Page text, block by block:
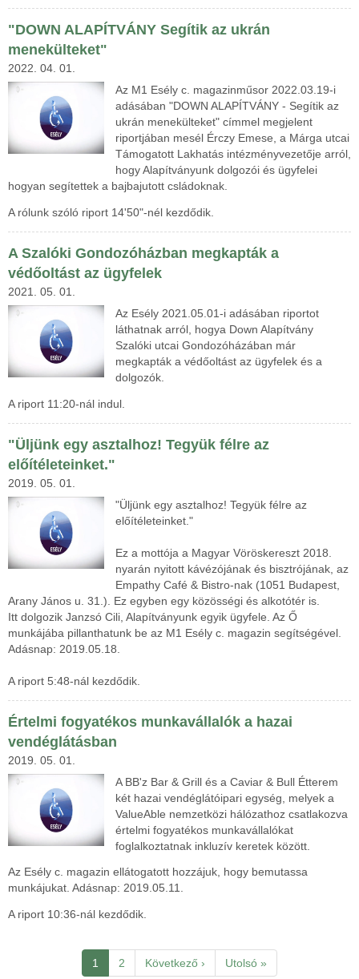
"DOWN ALAPÍTVÁNY Segítik az ukrán
menekülteket"
2022. 04. 01.
Az M1 Esély c. magazinműsor 2022.03.19-i
adásában "DOWN ALAPÍTVÁNY - Segítik az
ukrán menekülteket" címmel megjelent
riportjában mesél Érczy Emese, a Márga utcai
Támogatott Lakhatás intézményvezetője arról,
hogy Alapítványunk dolgozói és ügyfelei
hogyan segítettek a bajbajutott csládoknak.
A rólunk szóló riport 14'50"-nél kezdődik.
A Szalóki Gondozóházban megkapták a
védőoltást az ügyfelek
2021. 05. 01.
Az Esély 2021.05.01-i adásában riportot
láthatnak arról, hogya Down Alapítvány
Szalóki utcai Gondozóházában már
megkapták a védőoltást az ügyfelek és a
dolgozók.
A riport 11:20-nál indul.
"Üljünk egy asztalhoz! Tegyük félre az
előítéleteinket."
2019. 05. 01.
"Üljünk egy asztalhoz! Tegyük félre az
előítéleteinket."
Ez a mottója a Magyar Vöröskereszt 2018.
nyarán nyitott kávézójának és bisztrójának, az
Empathy Café & Bistro-nak (1051 Budapest,
Arany János u. 31.). Ez egyben egy közösségi és alkotótér is.
Itt dolgozik Janzsó Cili, Alapítványunk egyik ügyfele. Az Ő
munkájába pillanthatunk be az M1 Esély c. magazin segítségével.
Adásnap: 2019.05.18.
A riport 5:48-nál kezdődik.
Értelmi fogyatékos munkavállalók a hazai
vendéglátásban
2019. 05. 01.
A BB'z Bar & Grill és a Caviar & Bull Étterem
két hazai vendéglátóipari egység, melyek a
ValueAble nemzetközi hálózathoz csatlakozva
értelmi fogyatékos munkavállalókat
foglalkoztatnak inkluzív keretek között.
Az Esély c. magazin ellátogatott hozzájuk, hogy bemutassa
munkájukat. Adásnap: 2019.05.11.
A riport 10:36-nál kezdődik.
OldalszámozásJelenlegi
1 Page
2
Következő
Következő ›
Utolsó
Utolsó »